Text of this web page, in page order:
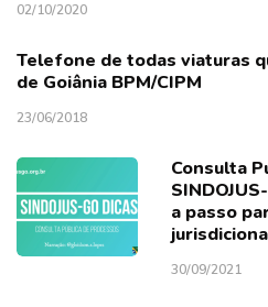
02/10/2020
Telefone de todas viaturas
de Goiânia BPM/CIPM
23/06/2018
Consulta
a passo
30/09/2021